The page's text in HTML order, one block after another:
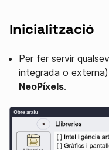
Inicialització
Per fer servir
integrada o
NeoPíxels.